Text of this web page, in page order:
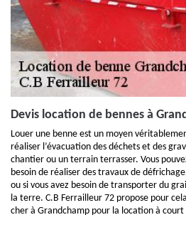
Devis location de bennes à
Louer une benne est un moyen
réaliser l’évacuation des déchets et des
chantier ou un terrain terrasser. Vous
besoin de réaliser des travaux de
ou si vous avez besoin de transporter du
la terre. C.B Ferrailleur 72 propose pour
cher à Grandchamp pour la location à